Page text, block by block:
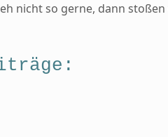
nicht so gerne, dann